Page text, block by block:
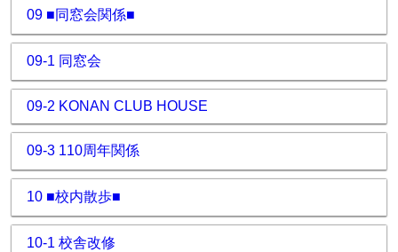
09 ■同窓会関係■
09-1 同窓会
09-2 KONAN CLUB HOUSE
09-3 110周年関係
10 ■校内散歩■
10-1 校舎改修